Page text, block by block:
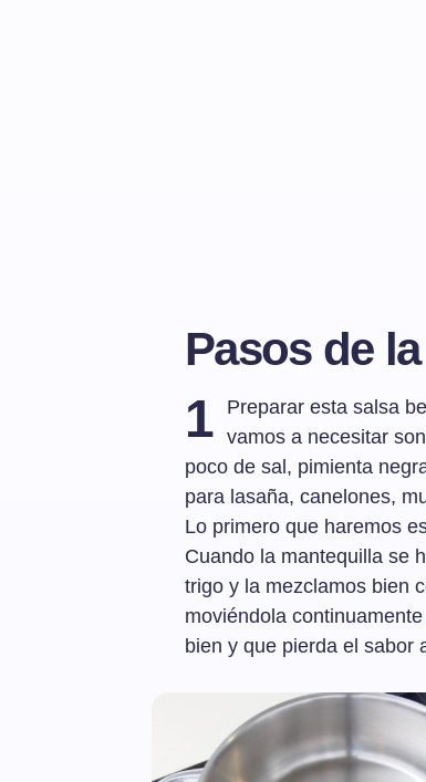
Pasos de
1
Preparar esta salsa
vamos a necesitar
poco de sal, pimienta
para lasaña, canelones,
Lo primero que haremos
Cuando la mantequilla se
trigo y la mezclamos bien
moviéndola
bien y que pierda el sabor